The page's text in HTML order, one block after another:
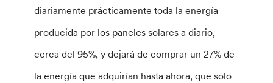
diariamente prácticamente toda la energía
producida por los paneles solares a diario,
cerca del 95%, y dejará de comprar un 27% de
la energía que adquirían hasta ahora, que solo